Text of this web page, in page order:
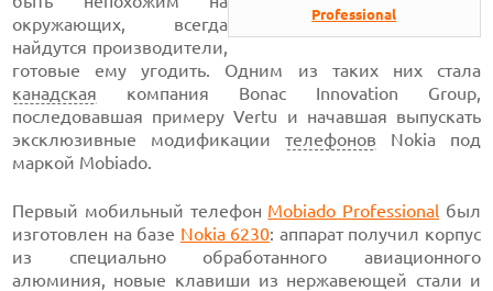
Professional
окружающих, всегда
найдутся производители,
готовые ему угодить. Одним из таких них стала
канадская компания Bonac Innovation Group,
последовавшая примеру Vertu и начавшая выпускать
эксклюзивные модификации телефонов Nokia под
маркой Mobiado.
Первый мобильный телефон Mobiado Professional был
изготовлен на базе Nokia 6230: аппаратполучил корпус
из специально обработанного авиационного
алюминия, новые клавиши из нержавеющей стали и